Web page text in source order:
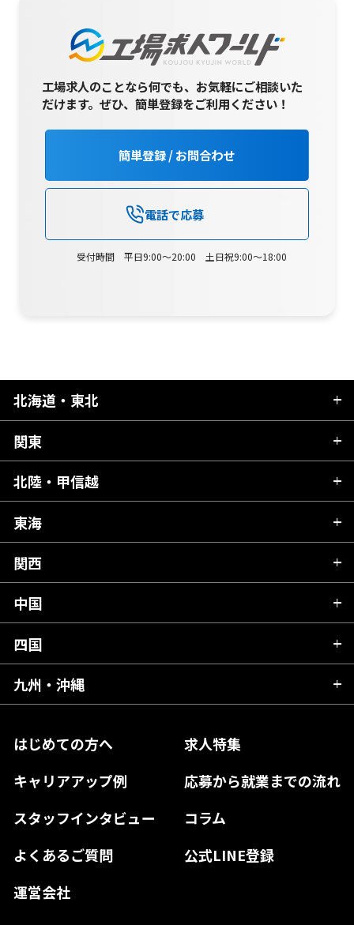
工場求人のことなら何でも、お気軽にご相談いた
だけます。ぜひ、簡単登録をご利用ください！
簡単登録 / お問合わせ
電話で応募
受付時間 平日9:00～20:00 土日祝9:00～18:00
はじめての方へ
求人特集
キャリアアップ例
応募から就業までの流れ
スタッフインタビュー
コラム
よくあるご質問
公式LINE登録
運営会社
北海道・東北
北海道
青森県
秋田県
岩手県
宮城県
福島県
関東
茨城県
栃木県
群馬県
千葉県
東京都
神奈川県
北陸・甲信越
新潟県
富山県
石川県
山梨県
長野県
東海
岐阜県
静岡県
愛知県
関西
滋賀県
京都府
大阪府
奈良県
和歌山県
中国
広島県
岡山県
島根県
山口県
四国
愛媛県
徳島県
九州・沖縄
熊本県
宮崎県